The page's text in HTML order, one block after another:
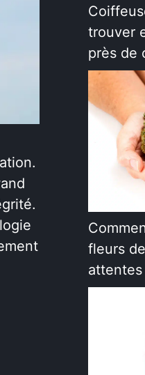
trouver
près de
fleurs
attentes